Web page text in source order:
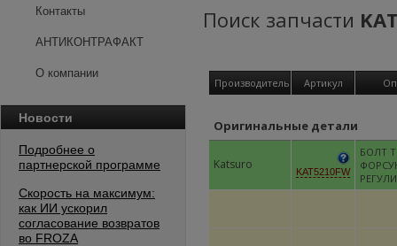
Контакты
АНТИКОНТРАФАКТ
О компании
Новости
Подробнее о
партнерской программе
Скорость на максимум:
как ИИ ускорил
согласование возвратов
во FROZA
Поиск запчасти
Производитель Артикул
Оригинальные детали
Katsuro KAT5210FW
БОЛТ